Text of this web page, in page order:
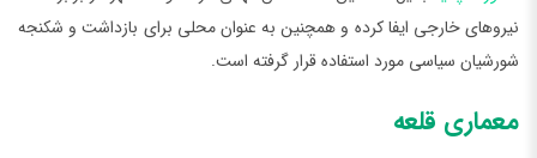
نیروهای خارجی ایفا کرده و همچنین به عنوان محلی برای بازداشت و شکنجه
شورشیان سیاسی مورد استفاده قرار گرفته است.
معماری قلعه